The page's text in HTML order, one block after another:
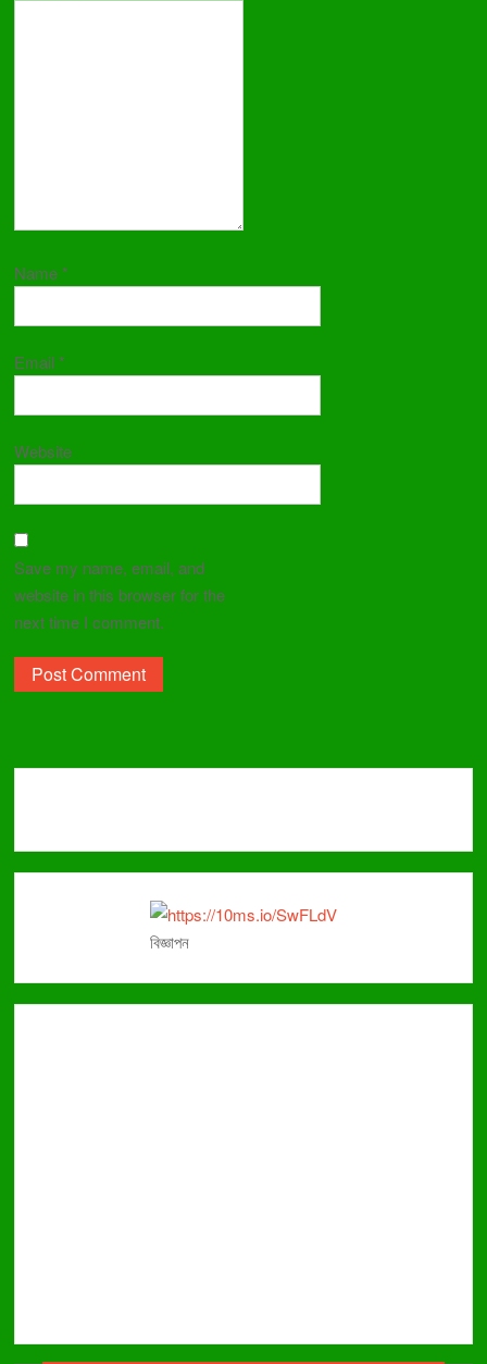
Name *
Email *
Website
Save my name, email, and
website in this browser for the
next time I comment.
বিজ্ঞাপন